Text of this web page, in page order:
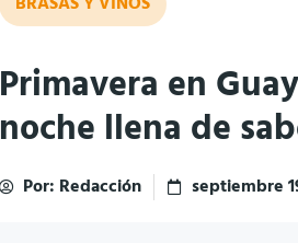
Primavera en
noche llena de
Por: Redacción septiembre